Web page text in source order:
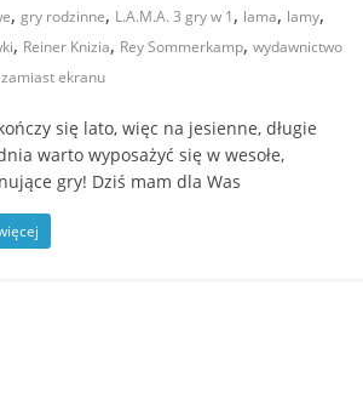
,gry rodzinne, L.A.M.A. 3 gry w 1, lama, lamy,
, Reiner Knizia, Rey Sommerkamp,wydawnictwo
zamiast ekranu
się lato, więc na jesienne, długie
warto wyposażyć się w wesołe,
gry! Dziś mam dla Was